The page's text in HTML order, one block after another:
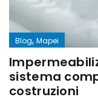
Blog, Mapei
sistema
costruzioni